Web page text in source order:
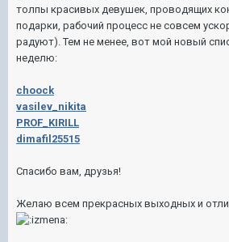
толпы красивых девушек, проводящих
подарки, рабочий процесс не совсем
радуют). Тем не менее, вот мой новый
неделю:
choock
vasilev_nikita
PROF_KIRILL
dimafil25515
Спасибо вам, друзья!
Желаю всем прекрасных выходных и